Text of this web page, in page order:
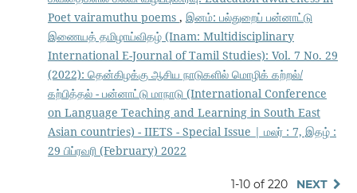
Poet vairamuthu poems , இனம்: பல்துறைப் பன்னாட்டு
இணையத் தமிழாய்விதழ் (Inam: Multidisciplinary
International E-Journal of Tamil Studies): Vol. 7 No. 29
(2022): தென்கிழக்கு ஆசிய நாடுகளில் மொழிக் கற்றல்/
கற்பித்தல் - பன்னாட்டு மாநாடு (International Conference
on Language Teaching and Learning in South East
Asian countries) - IIETS - Special Issue | மலர் : 7, இதழ் :
29 பிப்ரவரி (February) 2022
1-10 of 220 NEXT